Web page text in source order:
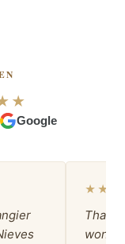
Google
Thank